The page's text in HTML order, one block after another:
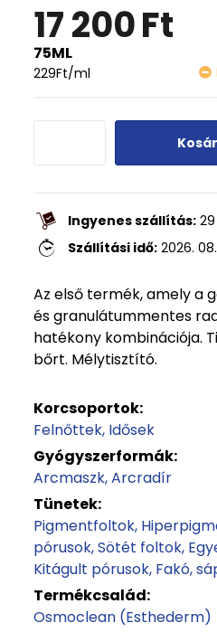
17 200Ft
75ML
229Ft/ml
Ingyenes szállítás:
Szállítási idő: 2026. 08.
Az első termék, amely a
és granulátummentes
hatékony kombinációja.
bőrt. Mélytisztító.
Korcsoportok:
Felnőttek Idősek
Gyógyszerformák:
Arcmaszk Arcradír
Tünetek:
Pigmentfoltok
pórusok Sötét foltok
Kitágult pórusok Fakó,
Termékcsalád:
Osmoclean (Esthederm)